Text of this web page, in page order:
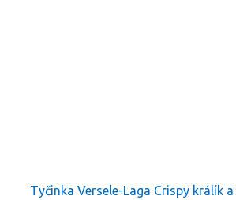
Tyčinka Versele-Laga Crispy králík